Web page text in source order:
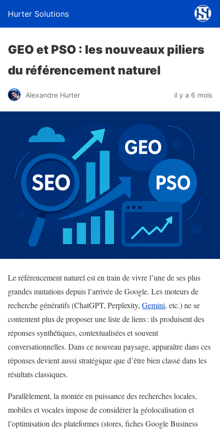
Hurter Solutions
GEO et PSO : les nouveaux piliers
du référencement naturel
Alexandre Hurter il y a 6 mois
Le référencement naturel est en train de vivre l’une de ses plus
grandes mutations depuis l’arrivée de Google. Les moteurs de
recherche génératifs (ChatGPT, Perplexity, Gemini, etc.) ne se
contentent plus de proposer une liste de liens : ils produisent des
réponses synthétiques, contextualisées et souvent
conversationnelles. Dans ce nouveau paysage, apparaître dans ces
réponses devient aussi stratégique que d’être bien classé dans les
résultats classiques.
Parallèlement, la montée en puissance des recherches locales,
mobiles et vocales impose de considérer la géolocalisation et
l’optimisation des plateformes (stores, fiches Google Business